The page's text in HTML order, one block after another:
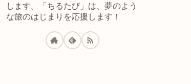
します。「ちるたび」は、夢のよう
な旅のはじまりを応援します！